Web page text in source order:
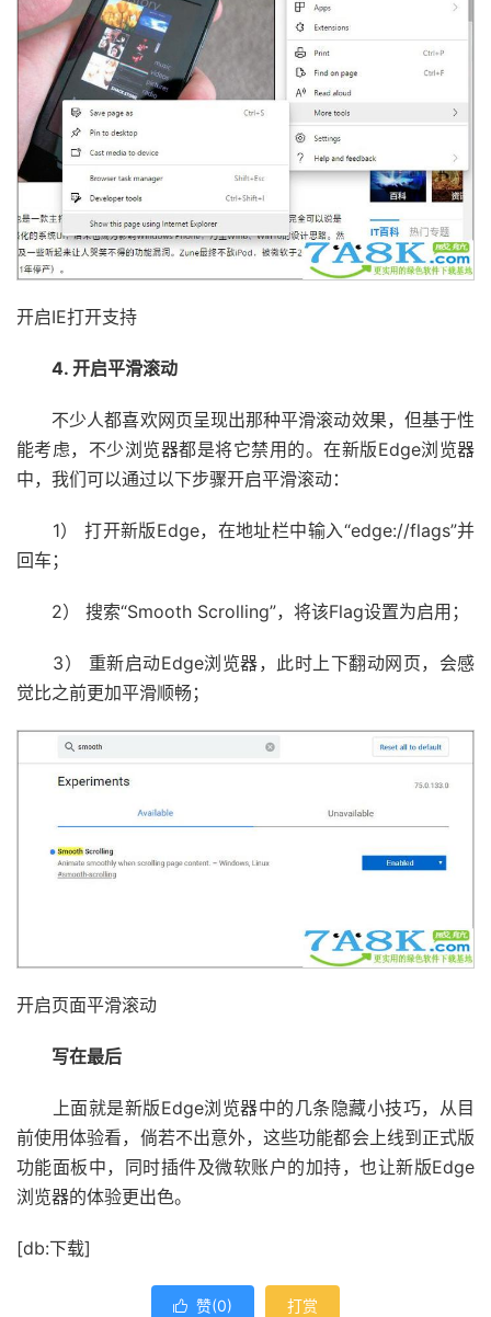
开启IE打开支持
4. 开启平滑滚动
不少人都喜欢网页呈现出那种平滑滚动效果，但基于性
能考虑，不少浏览器都是将它禁用的。在新版Edge浏览器
中，我们可以通过以下步骤开启平滑滚动：
1） 打开新版Edge，在地址栏中输入“edge://flags”并
回车；
2） 搜索“Smooth Scrolling”，将该Flag设置为启用；
3） 重新启动Edge浏览器，此时上下翻动网页，会感
觉比之前更加平滑顺畅；
开启页面平滑滚动
写在最后
上面就是新版Edge浏览器中的几条隐藏小技巧，从目
前使用体验看，倘若不出意外，这些功能都会上线到正式版
功能面板中，同时插件及微软账户的加持，也让新版Edge
浏览器的体验更出色。
[db:下载]
 赞(0) 打赏